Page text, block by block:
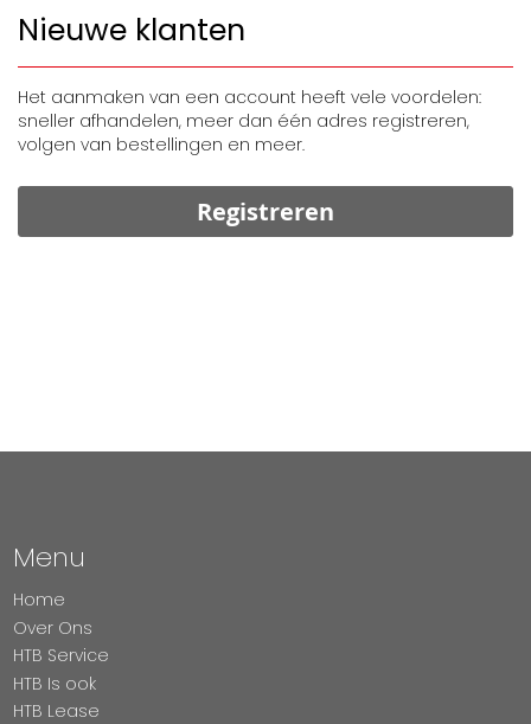
Nieuwe klanten
Het aanmaken van een account heeft vele voordelen:
sneller afhandelen, meer dan één adres registreren,
volgen van bestellingen en meer.
Registreren
Menu
Home
Over Ons
HTB Service
HTB Is ook
HTB Lease